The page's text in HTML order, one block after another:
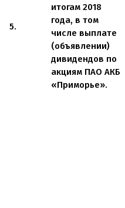
5.
итогам 2018
года, в том
числе выплате
(объявлении)
дивидендов по
акциям ПАО АКБ
«Приморье».